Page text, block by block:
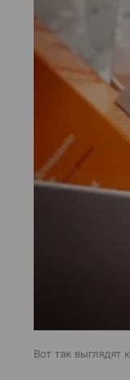
Вот так выглядят